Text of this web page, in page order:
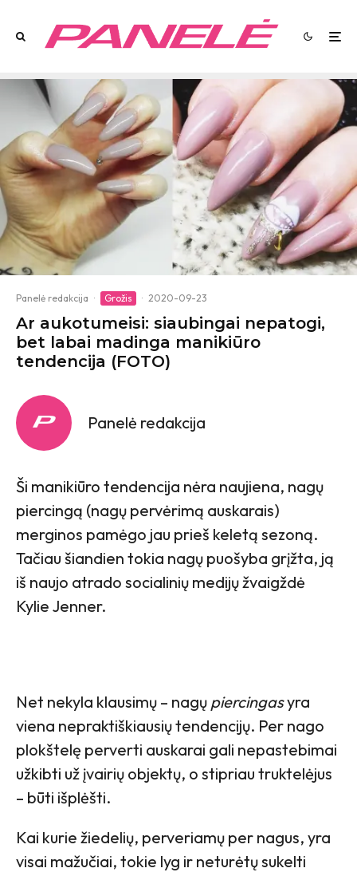
Panelė redakcija · Grožis · 2020-09-23
Ar aukotumeisi: siaubingai nepatogi,
bet labai madinga manikiūro
tendencija (FOTO)
Panelė redakcija
Ši manikiūro tendencija nėra naujiena, nagų
piercingą (nagų pervėrimą auskarais)
merginos pamėgo jau prieš keletą sezoną.
Tačiau šiandien tokia nagų puošyba grįžta, ją
iš naujo atrado socialinių medijų žvaigždė
Kylie Jenner.
Net nekyla klausimų – nagų piercingasyra
viena nepraktiškiausių tendencijų. Per nago
plokštelę perverti auskarai gali nepastebimai
užkibti už įvairių objektų, o stipriau truktelėjus
– būti išplėšti.
Kai kurie žiedelių, perveriamų per nagus, yra
visai mažučiai, tokie lyg ir neturėtų sukelti